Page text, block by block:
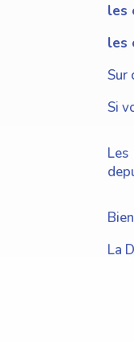
les
les
Sur
Si
La